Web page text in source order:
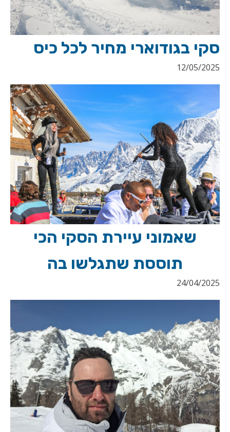
סקי בגודוארי מחיר לכל כיס
12/05/2025
שאמוני עיירת הסקי הכי
תוססת שתגלשו בה
24/04/2025